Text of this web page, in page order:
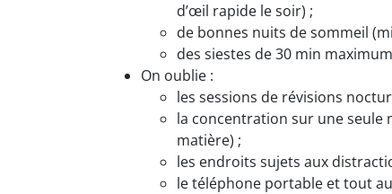
d’œil rapide le soir) ;
de bonnes nuits de sommeil
des siestes de 30 min
On oublie :
les sessions de révisions
la concentration sur une seule
matière) ;
les endroits sujets aux
le téléphone portable et tout